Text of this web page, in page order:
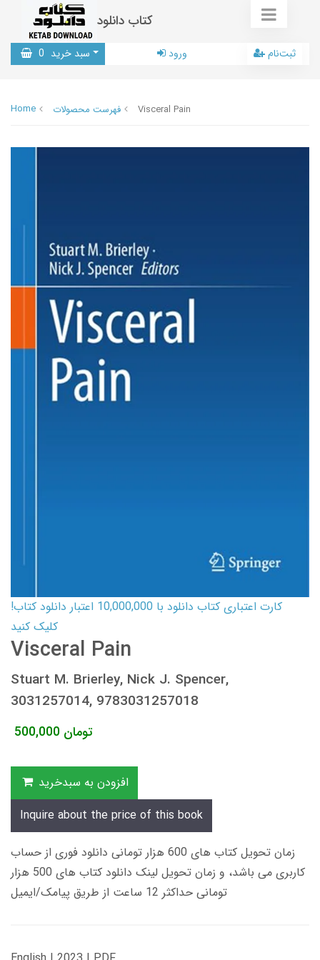
کتاب دانلود
سبد خرید 0 ورود ثبت‌نام
Home فهرست محصولات Visceral Pain
کارت اعتباری کتاب دانلود با 10,000,000 اعتبار دانلود کتاب!
کلیک کنید
Visceral Pain
Stuart M. Brierley, Nick J. Spencer,
3031257014, 9783031257018
500,000 تومان
افزودن به سبدخرید
Inquire about the price of this book
زمان تحویل کتاب های 600 هزار تومانی دانلود فوری از حساب
کاربری می باشد، و زمان تحویل لینک دانلود کتاب های 500 هزار
تومانی حداکثر 12 ساعت از طریق پیامک/ایمیل